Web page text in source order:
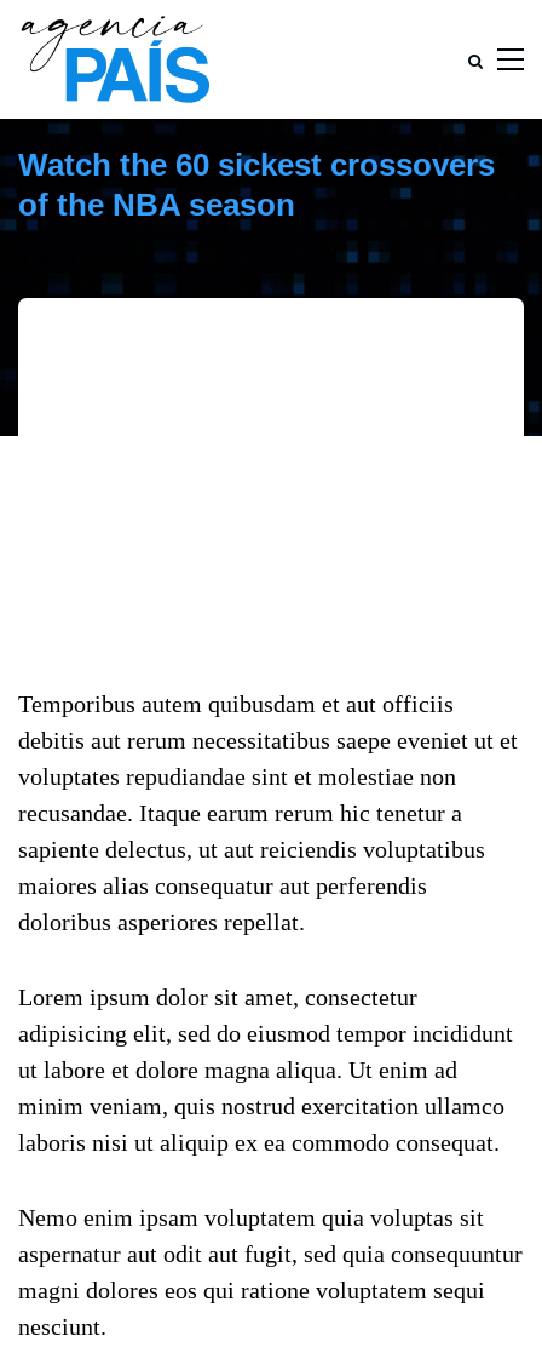
Watch the 60 sickest crossovers
of the NBA season
Temporibus autem quibusdam et aut officiis
debitis aut rerum necessitatibus saepe eveniet ut et
voluptates repudiandae sint et molestiae non
recusandae. Itaque earum rerum hic tenetur a
sapiente delectus, ut aut reiciendis voluptatibus
maiores alias consequatur aut perferendis
doloribus asperiores repellat.
Lorem ipsum dolor sit amet, consectetur
adipisicing elit, sed do eiusmod tempor incididunt
ut labore et dolore magna aliqua. Ut enim ad
minim veniam, quis nostrud exercitation ullamco
laboris nisi ut aliquip ex ea commodo consequat.
Nemo enim ipsam voluptatem quia voluptas sit
aspernatur aut odit aut fugit, sed quia consequuntur
magni dolores eos qui ratione voluptatem sequi
nesciunt.